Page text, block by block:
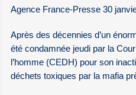
Agence France-Presse 30
Après des décennies d’un
été condamnée jeudi par la
l’homme (CEDH) pour son
déchets toxiques par la mafia